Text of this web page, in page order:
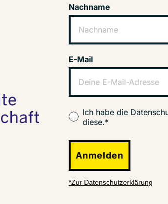
Nachname
E-Mail
Ich habe die
diese.*
Anmelden
*Zur Datenschutzerklärung